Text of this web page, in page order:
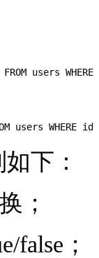
users
users WHERE
下：
；
false；